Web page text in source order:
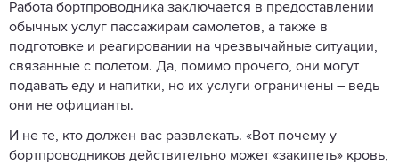
Работа бортпроводника заключается в предоставлении
обычных услуг пассажирам самолетов, а также в
подготовке и реагировании на чрезвычайные ситуации,
связанные с полетом. Да, помимо прочего, они могут
подавать еду и напитки, но их услуги ограничены – ведь
они не официанты.
И не те, кто должен вас развлекать. «Вот почему у
бортпроводников действительно может «закипеть» кровь,